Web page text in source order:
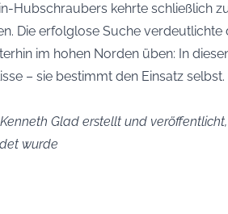
Hubschraubers kehrte schließlich
Die erfolglose Suche verdeutlichte
im hohen Norden üben: In
– sie bestimmt den Einsatz selbst.
Glad erstellt und
wurde